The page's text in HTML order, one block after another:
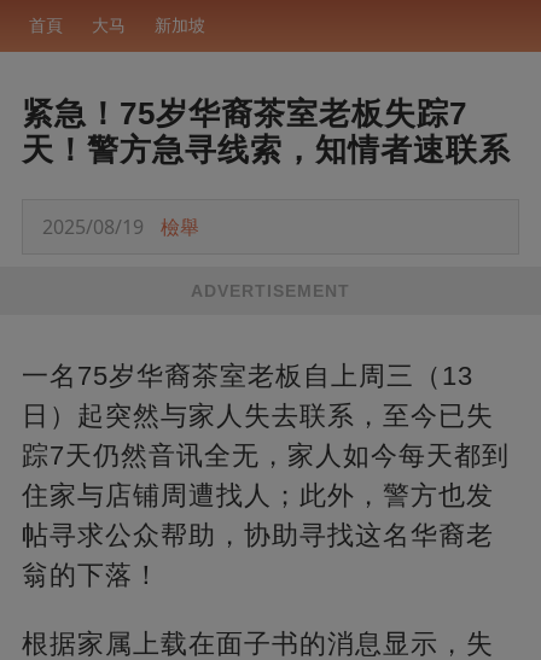
首頁 大马 新加坡
紧急！75岁华裔茶室老板失踪7
天！警方急寻线索，知情者速联系
2025/08/19 檢舉
ADVERTISEMENT
一名75岁华裔茶室老板自上周三（13
日）起突然与家人失去联系，至今已失
踪7天仍然音讯全无，家人如今每天都到
住家与店铺周遭找人；此外，警方也发
帖寻求公众帮助，协助寻找这名华裔老
翁的下落！
根据家属上载在面子书的消息显示，失